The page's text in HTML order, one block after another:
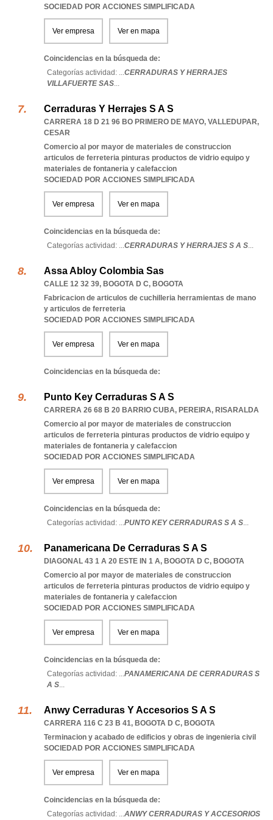
SOCIEDAD POR ACCIONES SIMPLIFICADA
Ver empresa Ver en mapa
Coincidencias en la búsqueda de:
Categorías actividad: ...CERRADURAS Y HERRAJES
VILLAFUERTE SAS...
Cerraduras Y Herrajes S A S
CARRERA 18 D 21 96 BO PRIMERO DE MAYO, VALLEDUPAR,
CESAR
Comercio al por mayor de materiales de construccion
articulos de ferreteria pinturas productos de vidrio equipo y
materiales de fontaneria y calefaccion
SOCIEDAD POR ACCIONES SIMPLIFICADA
Ver empresa Ver en mapa
Coincidencias en la búsqueda de:
Categorías actividad: ...CERRADURAS Y HERRAJES S A S...
Assa Abloy Colombia Sas
CALLE 12 32 39, BOGOTA D C, BOGOTA
Fabricacion de articulos de cuchilleria herramientas de mano
y articulos de ferreteria
SOCIEDAD POR ACCIONES SIMPLIFICADA
Ver empresa Ver en mapa
Coincidencias en la búsqueda de:
Punto Key Cerraduras S A S
CARRERA 26 68 B 20 BARRIO CUBA, PEREIRA, RISARALDA
Comercio al por mayor de materiales de construccion
articulos de ferreteria pinturas productos de vidrio equipo y
materiales de fontaneria y calefaccion
SOCIEDAD POR ACCIONES SIMPLIFICADA
Ver empresa Ver en mapa
Coincidencias en la búsqueda de:
Categorías actividad: ...PUNTO KEY CERRADURAS S A S...
Panamericana De Cerraduras S A S
DIAGONAL 43 1 A 20 ESTE IN 1 A, BOGOTA D C, BOGOTA
Comercio al por mayor de materiales de construccion
articulos de ferreteria pinturas productos de vidrio equipo y
materiales de fontaneria y calefaccion
SOCIEDAD POR ACCIONES SIMPLIFICADA
Ver empresa Ver en mapa
Coincidencias en la búsqueda de:
Categorías actividad: ...PANAMERICANA DE CERRADURAS S
A S...
Anwy Cerraduras Y Accesorios S A S
CARRERA 116 C 23 B 41, BOGOTA D C, BOGOTA
Terminacion y acabado de edificios y obras de ingenieria civil
SOCIEDAD POR ACCIONES SIMPLIFICADA
Ver empresa Ver en mapa
Coincidencias en la búsqueda de:
Categorías actividad: ...ANWY CERRADURAS Y ACCESORIOS